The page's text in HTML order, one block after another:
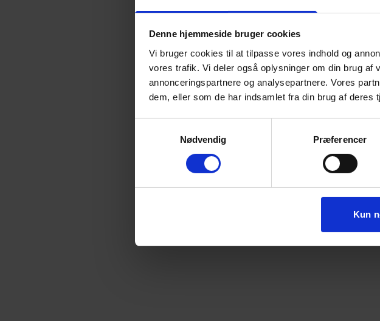
Denne hjemmeside bruger cookies
Vi bruger cookies til at tilpasse vores indhold og
vores trafik. Vi deler også oplysninger om din brug
annonceringspartnere og analysepartnere. Vores
dem, eller som de har indsamlet fra din brug af deres
Nødvendig
Præferencer
Kun
Application error: aclient -side exception has